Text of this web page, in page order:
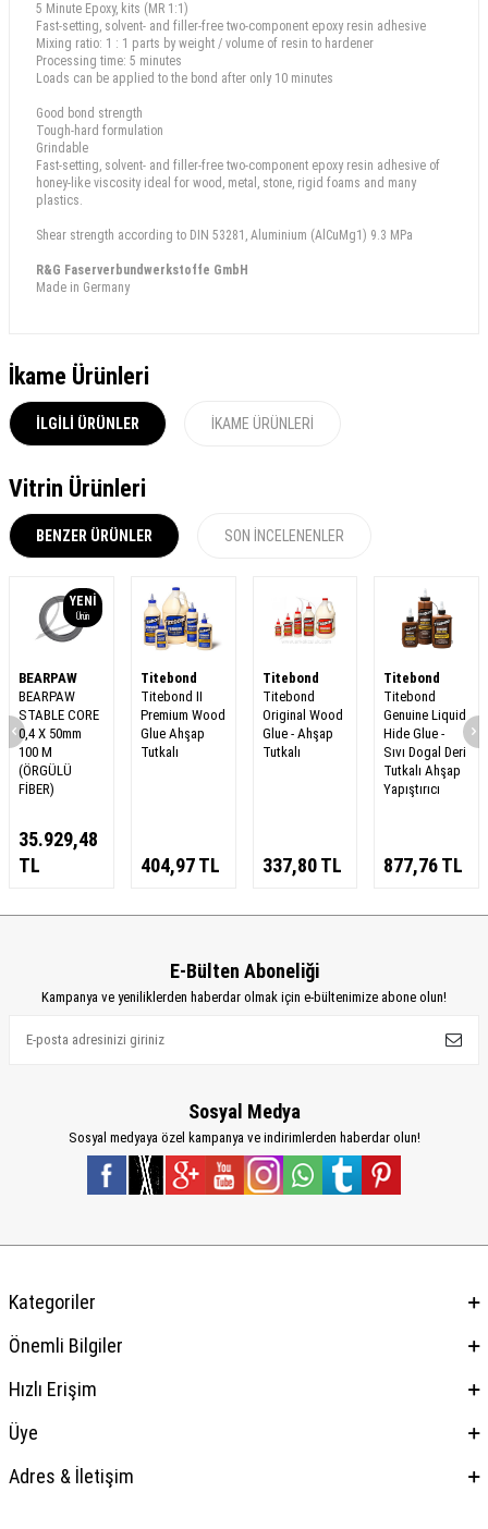
5 Minute Epoxy, kits (MR 1:1)
Fast-setting, solvent- and filler-free two-component epoxy resin adhesive
Mixing ratio: 1 : 1 parts by weight / volume of resin to hardener
Processing time: 5 minutes
Loads can be applied to the bond after only 10 minutes
Good bond strength
Tough-hard formulation
Grindable
Fast-setting, solvent- and filler-free two-component epoxy resin adhesive of
honey-like viscosity ideal for wood, metal, stone, rigid foams and many
plastics.
Shear strength according to DIN 53281, Aluminium (AlCuMg1) 9.3 MPa
R&G Faserverbundwerkstoffe GmbH
Made in Germany
İkame Ürünleri
İLGILI ÜRÜNLER İKAME ÜRÜNLERI
Vitrin Ürünleri
BENZER ÜRÜNLER SON İNCELENENLER
YENI
Ürün
BEARPAW
BEARPAW
STABLE CORE
0,4 X 50mm
100 M
(ÖRGÜLÜ
FİBER)
35.929,48
TL
Titebond
Titebond II
Premium Wood
Glue Ahşap
Tutkalı
404,97TL
Titebond
Titebond
Original Wood
Glue - Ahşap
Tutkalı
337,80TL
Titebond
Titebond
Genuine Liquid
Hide Glue -
Sıvı Dogal Deri
Tutkalı Ahşap
Yapıştırıcı
877,76TL
E-Bülten Aboneliği
Kampanya ve yeniliklerden haberdar olmak için e-bültenimize abone olun!
Sosyal Medya
Sosyal medyaya özel kampanya ve indirimlerden haberdar olun!
Kategoriler
Önemli Bilgiler
Hızlı Erişim
Üye
Adres & İletişim